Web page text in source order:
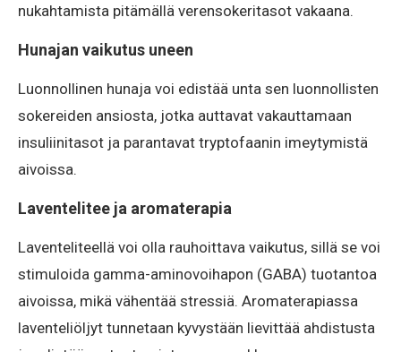
nukahtamista pitämällä verensokeritasot vakaana.
Hunajan vaikutus uneen
Luonnollinen hunaja voi edistää unta sen luonnollisten
sokereiden ansiosta, jotka auttavat vakauttamaan
insuliinitasot ja parantavat tryptofaanin imeytymistä
aivoissa.
Laventelitee ja aromaterapia
Laventeliteellä voi olla rauhoittava vaikutus, sillä se voi
stimuloida gamma-aminovoihapon (GABA) tuotantoa
aivoissa, mikä vähentää stressiä. Aromaterapiassa
laventeliöljyt tunnetaan kyvystään lievittää ahdistusta